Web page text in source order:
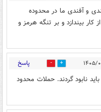
و آفندی ما در محدوده
کار بیندازد و بر تنگه هرمز و
1 پاسخ
نابود گردند. حملات محدود